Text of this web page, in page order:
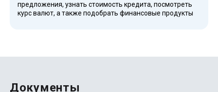
предложения, узнать стоимость кредита, посмотреть
курс валют, а также подобрать финансовые продукты
поступили мгновенно, а погасить можно через
Документы